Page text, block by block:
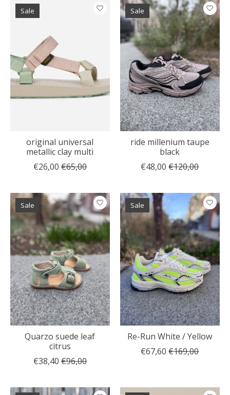
Sale
original universal
metallic clay multi
€26,00 €65,00
Sale
ride millenium taupe
black
€48,00 €120,00
Sale
Quarzo suede leaf
citrus
€38,40 €96,00
Sale
Re-Run White / Yellow
€67,60 €169,00